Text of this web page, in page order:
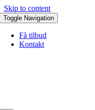
Skip to content
Toggle Navigation
Få tilbud
Kontakt